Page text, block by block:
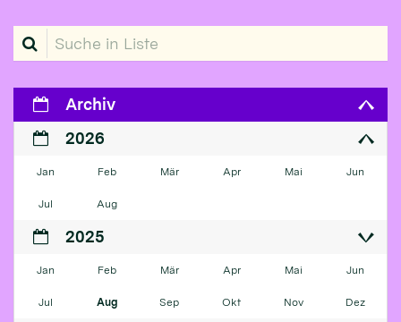
Suche in Liste
Archiv
2026
Jan Feb Mär Apr Mai Jun
Jul Aug
2025
Jan Feb Mär Apr Mai Jun
Jul Aug Sep Okt Nov Dez